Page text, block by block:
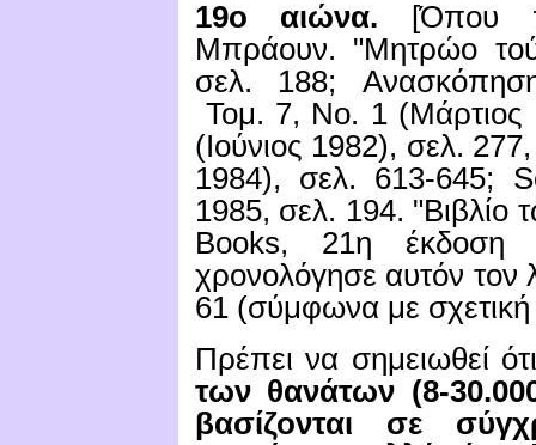
19ο αιώνα. [Όπου
Μπράουν. "Μητρώο
σελ.
188;
Τομ. 7, Νο. 1 (Μάρτιος
(Ιούνιος 1982), σελ.
1984), σελ. 613-645;
1985, σελ. 194. "Βιβλίο
Books, 21η έκδοση
χρονολόγησε αυτόν τον
61 (σύμφωνα με
Πρέπει να σημειωθεί
των θανάτων (8-
βασίζονται σε